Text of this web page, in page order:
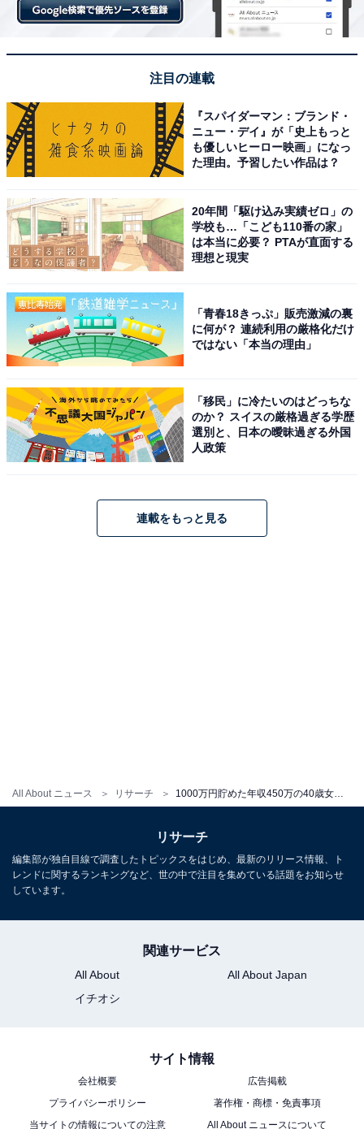
All About ニュース リサーチ
まとまった貯金があるといいなと考えていました。1000
万貯金したかった」と語る女性。8～10年ほどで1000万
円を貯めたそうです。
高い化粧品は意味がない
1000万円貯めるために「やめたこと」を聞くと「高い化
やめました。なんとなく買い物に行くのもやめました」
と答えてくれました。
給与の3〜4割を先取り貯金
1000万円を貯めるために具体的に行ったことは「給与の
た」とのこと。一定の割合を常に貯金に回したことが効
果的だったようです。
貯まった1000万円の使い道について伺うと「結婚に関わ
いると、私は子どもの教育費に使ってあげたいため、自
分のことはほどほどでいいなと思えるようになりまし
た。独身時代は、自分の服や飲み代にいっぱい使ってま
したが、何かそういうものがあれば、お金の使い方を考
えていくんじゃないでしょうか」と話してくれました。
この記事の筆者：
コミック・ラーメンズを輩出した芸能事務所トゥイ
ンクル・コーポレーション所属。第60回宣伝会議賞
コピーゴールド受賞、LOFT公式YouTubeチャンネ
注目の連載
『スパイダーマン：ブランド・
ニュー・デイ』が「史上もっと
も優しいヒーロー映画」になっ
た理由。予習したい作品は？
20年間「駆け込み実績ゼロ」の
学校も…「こども110番の家」
は本当に必要？ PTAが直面する
理想と現実
「青春18きっぷ」販売激減の裏
に何が？ 連続利用の厳格化だけ
ではない「本当の理由」
「移民」に冷たいのはどっちな
のか？ スイスの厳格過ぎる学歴
選別と、日本の曖昧過ぎる外国
人政策
連載をもっと見る
リサーチ
編集部が独自目線で調査したトピックスをはじめ、最新のリリース情報、ト
レンドに関するランキングなど、世の中で注目を集めている話題をお知らせ
しています。
関連サービス
All About
All About Japan
イチオシ
サイト情報
会社概要
広告掲載
プライバシーポリシー
著作権・商標・免責事項
当サイトの情報についての注意
All About ニュースについて